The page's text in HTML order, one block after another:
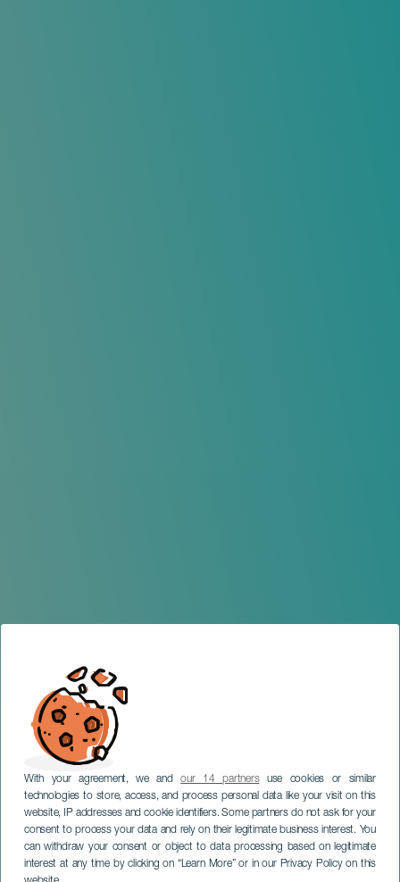
With your agreement, we andour 14 partnersuse cookies or similar
technologies to store, access, and process personal data like your visit on this
website, IP addresses and cookie identifiers. Some partners do not ask for your
consent to process your data and rely on their legitimate business interest. You
can withdraw your consent or object to data processing based on legitimate
interest at any time by clicking on “Learn More” or in our Privacy Policy on this
GRAN CANARIA